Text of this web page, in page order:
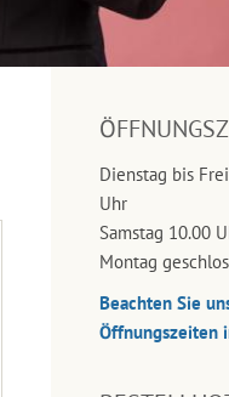
Dienstag bis
Uhr
Samstag 10.00
Montag
Beachten Sie
Öffnungszeiten